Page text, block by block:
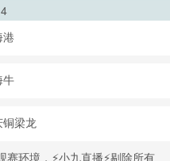
牛
铜梁龙
环境，⚡小九直播⚡剔除所有